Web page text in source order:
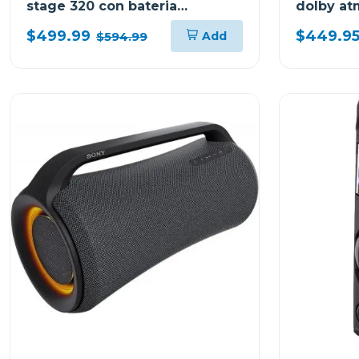
stage 320 con bateria
recargable
$499.99 $594.99 Add
dolby
$449.95